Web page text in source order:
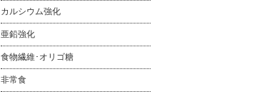
カルシウム強化
亜鉛強化
食物繊維･オリゴ糖
非常食